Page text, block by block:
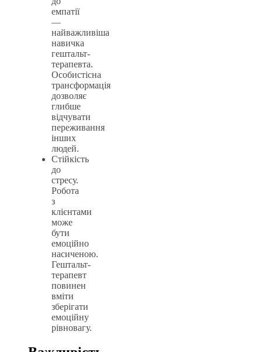
емпатії
—
найважливіша
навичка
гештальт-
терапевта.
Особистісна
трансформація
дозволяє
глибше
відчувати
переживання
інших
людей.
Стійкість
до
стресу.
Робота
з
клієнтами
може
бути
емоційно
насиченою.
Гештальт-
терапевт
повинен
вміти
зберігати
емоційну
рівновагу.